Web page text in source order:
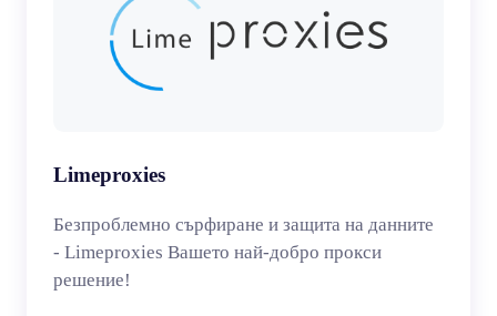
Limeproxies
Безпроблемно сърфиране и защита на данните
- Limeproxies Вашето най-добро прокси
решение!